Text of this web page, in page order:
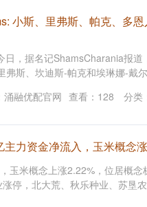
小斯、里弗斯、帕克、多
日，据名记ShamsCharania报
弗斯、坎迪斯-帕克和埃琳娜-戴
涌融优配官网 查看： 128 分类
主力资金净流入，玉米概念
玉米概念上涨2.22%，位居概
停，北大荒、秋乐种业、苏垦